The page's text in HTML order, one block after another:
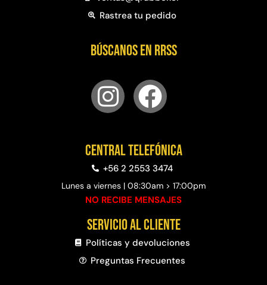
Rastrea tu pedido
Búscanos en RRSS
Central telefónica
+56 2 2553 3474
Lunes a viernes | 08:30am > 17:00pm
NO RECIBE MENSAJES
Servicio al cliente
Políticas y devoluciones
Preguntas Frecuentes​